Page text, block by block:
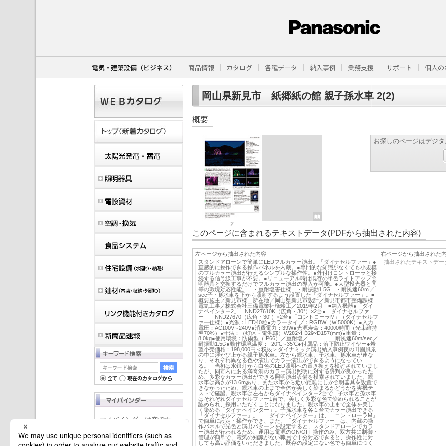
電気・建築設備（ビジネス） 商品情報 カタログ 各種データ 納入事例 業務支援 サポート 個人の
岡山県新見市 紙郷紙の館 親子孫水車 2(2)
概要
2
お探しのページはデジタ
このページに含まれるテキストデータ(PDFから抽出された内容)
左ページから抽出された内容
スタンドアローンで簡単にLEDフルカラー演出。「ダイナセルファー」●
直感的に操作できる操作パネルを内蔵。●専門的な知識がなくても小規模
のフルカラー演出が行えるシンプルな操作性。●外付けコントローラと接
続する信号線工事が不要。●リニューアル時は既存の単色ライトアップ照
明器具と交換するだけでフルカラー演出の導入が可能。●大型投光器と同
等の環境対応性能。 ・重耐塩害仕様 ・耐振動1.5G ・耐風速60ｍ／
sec子・孫水車を下から照射するよう設置した「ダイナセルファー」。■
概要施主／新見市様 所在地／岡山県新見市設計／新見市都市整備課様
電気工事／株式会社三備電業社様竣工／2019年2月 ■納入機器●「ダイ
ナペインター2」 NND27610K（広角・30°）×2台●「ダイナセルファ
ー」 NND27670（広角・30°）×2台●「コントローラM」（ダイナセルフ
ァー仕様）●光源：LED40粒●カラータイプ：RGBW（W:5000K）●入力
電圧：AC100V∼240V●消費電力：39W●光源寿命：40000時間（光束維持
率70%）●寸法：（灯体・電源部）W282×H329×D157(mm)●重量：
8.0kg●使用環境：防雨型（IP66）／重耐塩／ 耐風速60m/sec／
耐振動1.5G●動作環境温度：−20℃∼35℃●付属品：落下防止ワイヤー●希
望小売価格：198,000円＜税抜＞ダイナミック演出納入事例夜の田園風景
の中に浮かび上がる親子孫水車。左から親水車、子水車、孫水車が連な
り、それぞれ異なる色や演出でカラー演出ができるようになってい
る。 当初は水銀灯から白色のLED照明への置き換えを検討されていまし
たが、同市内にある満奇洞のカラー演出照明に対する評判が良かったた
め、多彩なカラー演出ができる照明演出設備を模索されていました。親
水車は高さが13.6mあり、また水車から近い距離にしか照明器具を設置で
きなかったため、親水車の上まで全体が美しく染まるかどうかを実機テ
ストで確認。親水車は左右からダイナペインター2台で、子水車と孫水車
はそれぞれダイナセルファー1台で、美しく多彩な色で染められることが
認められ、採用いただくことになりました。親水車の上まで全体を美し
く染める「ダイナペインター」。子孫水車を各１台でカラー演出できる
「ダイナセルファー」。 「ダイナペインター」は、「コントローラM」
で簡単に設定・操作ができ、また、「ダイナセルファー」は、内蔵の操
作パネルで光色と演出パターンを設定すると、スタンドアローンでカラ
ー演出が行われるため、運用は電源のON/OFF操作のみ。双方共に制御・
管理が簡単で、電気の知識がない職員で十分対応できると、操作性に対
しても高い評価をいただきました。既存の設定にない色でも簡単につく
右ページから抽出された
抽出されたテキストデー
マイバインダーは空です。